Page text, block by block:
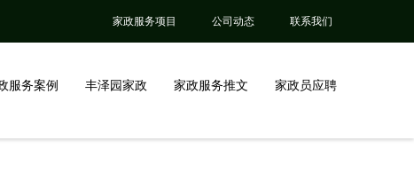
家政服务项目 公司动态 联系我们
服务案例 丰泽园家政 家政服务推文 家政员应聘